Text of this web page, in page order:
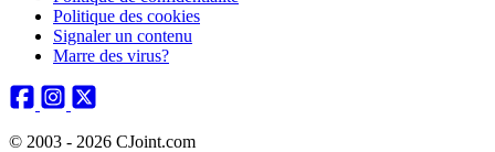
Politique des cookies
Signaler un contenu
Marre des virus?
© 2003 - 2026 CJoint.com